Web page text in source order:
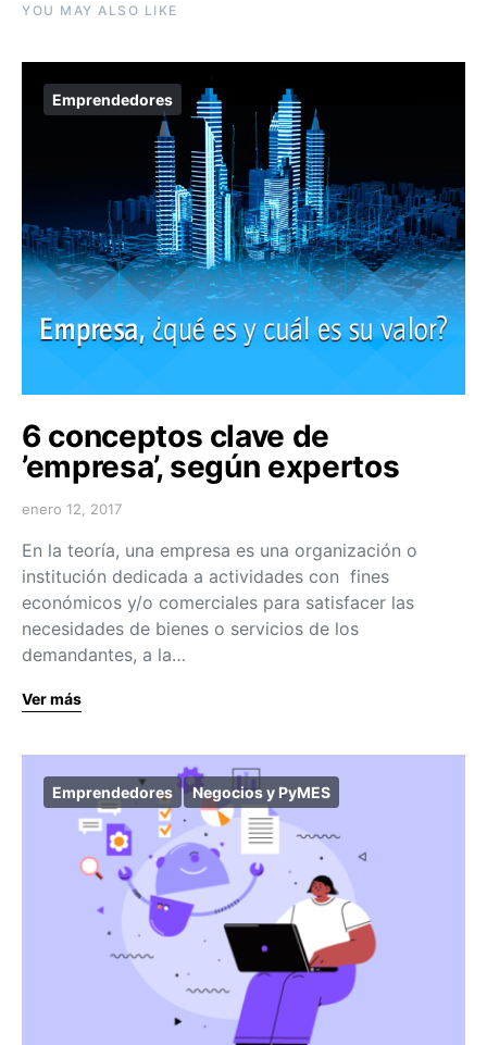
YOU MAY ALSO LIKE
Emprendedores
6 conceptos clave de
’empresa’, según expertos
enero 12, 2017
En la teoría, una empresa es una organización o
institución dedicada a actividades con fines
económicos y/o comerciales para satisfacer las
necesidades de bienes o servicios de los
demandantes, a la…
Ver más
Emprendedores Negocios y PyMES